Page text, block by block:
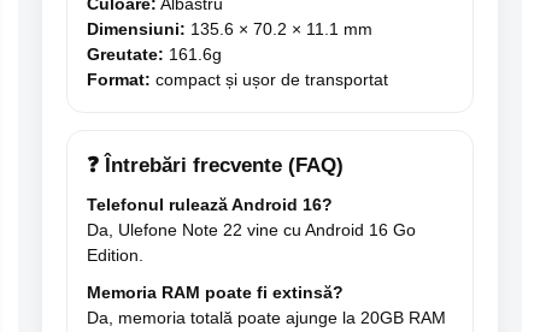
Dimensiuni: 135.6 × 70.2 × 11.1 mm
Greutate: 161.6g
Format: compact și ușor de transportat
❓ Întrebări frecvente (FAQ)
Telefonul rulează Android 16?
Da, Ulefone Note 22 vine cu Android 16 Go
Edition.
Memoria RAM poate fi extinsă?
Da, memoria totală poate ajunge la 20GB RAM